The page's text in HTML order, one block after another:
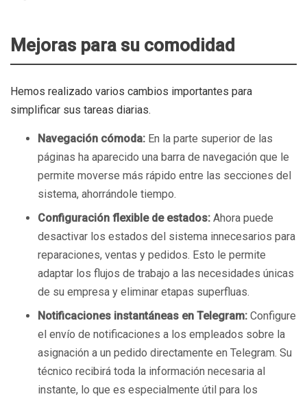
Mejoras para su comodidad
Hemos realizado varios cambios importantes para
simplificar sus tareas diarias.
Navegación cómoda: En la parte superior de las
páginas ha aparecido una barra de navegación que le
permite moverse más rápido entre las secciones del
sistema, ahorrándole tiempo.
Configuración flexible de estados: Ahora puede
desactivar los estados del sistema innecesarios para
reparaciones, ventas y pedidos. Esto le permite
adaptar los flujos de trabajo a las necesidades únicas
de su empresa y eliminar etapas superfluas.
Notificaciones instantáneas en Telegram: Configure
el envío de notificaciones a los empleados sobre la
asignación a un pedido directamente en Telegram. Su
técnico recibirá toda la información necesaria al
instante, lo que es especialmente útil para los